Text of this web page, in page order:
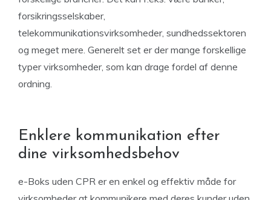
forsikringsselskaber,
telekommunikationsvirksomheder, sundhedssektoren
og meget mere. Generelt set er der mange forskellige
typer virksomheder, som kan drage fordel af denne
ordning.
Enklere kommunikation efter
dine virksomhedsbehov
e-Boks uden CPR er en enkel og effektiv måde for